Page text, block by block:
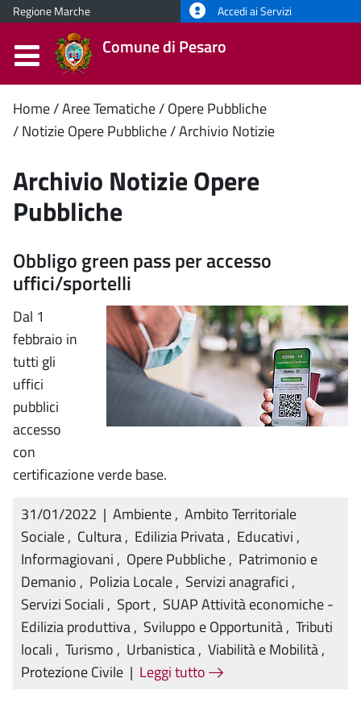
Regione Marche Accedi ai Servizi
Comune di Pesaro
Contenuto
principale
Home Aree Tematiche Opere Pubbliche
Notizie Opere Pubbliche Archivio Notizie
Archivio Notizie Opere
Pubbliche
Obbligo green pass per accesso
uffici/sportelli
Dal 1
febbraio in
tutti gli
uffici
pubblici
accesso
con
certificazione verde base.
31/01/2022 | Ambiente, Ambito Territoriale
Sociale, Cultura, Edilizia Privata, Educativi ,
Informagiovani , Opere Pubbliche, Patrimonio e
Demanio , Polizia Locale, Servizi anagrafici ,
Servizi Sociali , Sport, SUAP Attività economiche -
Edilizia produttiva, Sviluppo e Opportunità, Tributi
locali , Turismo , Urbanistica, Viabilità e Mobilità,
Protezione Civile | Leggi tutto